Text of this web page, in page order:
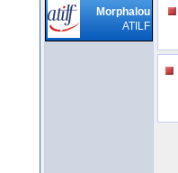
Morphalou
ATILF